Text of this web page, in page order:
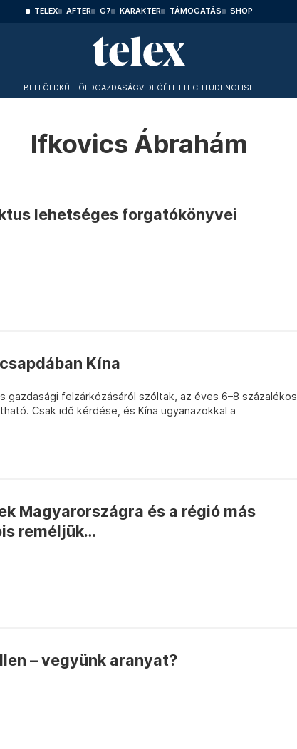
TELEX AFTER G7 KARAKTER TÁMOGATÁS SHOP
BELFÖLDKÜLFÖLDGAZDASÁGVIDEÓÉLETTECHTUDENGLISH
Ifkovics Ábrahám
lehetséges forgatókönyvei
Kína
gazdasági felzárkózásáról szóltak, az éves 6–8 százalékos
Csak idő kérdése, és Kína ugyanazokkal a
Magyarországra és a régió más
reméljük…
– vegyünk aranyat?